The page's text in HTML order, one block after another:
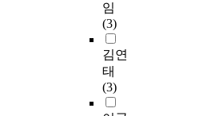
임
(3)
김연
태
(3)